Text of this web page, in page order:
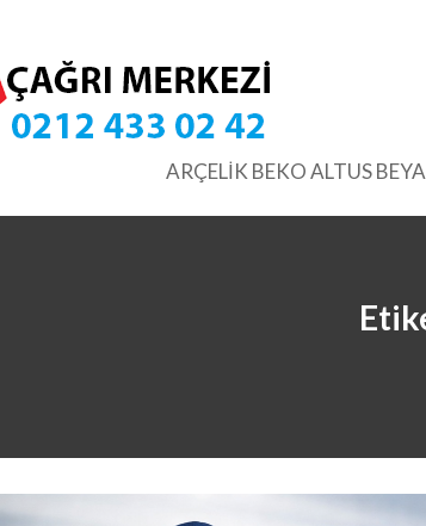
ARÇELİK BEKO ALTUS